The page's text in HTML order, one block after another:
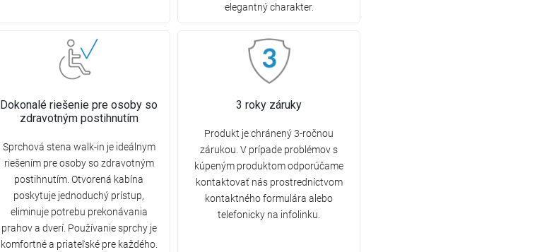
elegantný charakter.
Dokonalé riešenie pre osoby so
zdravotným postihnutím
Sprchová stena walk-in je ideálnym
riešením pre osoby so zdravotným
postihnutím. Otvorená kabína
poskytuje jednoduchý prístup,
eliminuje potrebu prekonávania
prahov a dverí. Používanie sprchy je
komfortné a priateľské pre každého.
3 roky záruky
Produkt je chránený 3-ročnou
zárukou. V prípade problémov s
kúpeným produktom odporúčame
kontaktovať nás prostredníctvom
kontaktného formulára alebo
telefonicky na infolinku.